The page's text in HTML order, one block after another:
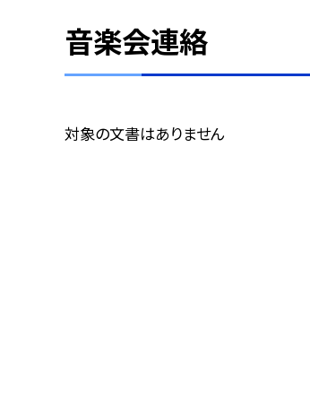
音楽会連絡
対象の文書はありません